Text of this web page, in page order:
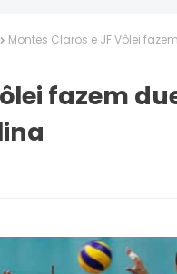
Montes Claros e JF Vôlei
fazem